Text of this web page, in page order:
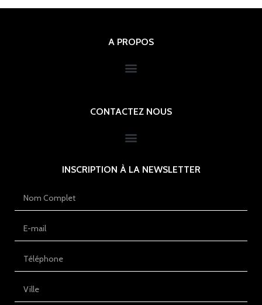
A PROPOS
CONTACTEZ NOUS
INSCRIPTION À LA NEWSLETTER